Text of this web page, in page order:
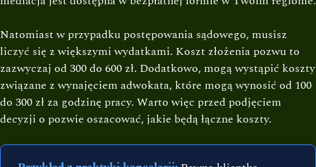
Natomiast w przypadku postępowania sądowego, musisz
liczyć się z większymi wydatkami. Koszt złożenia pozwu to
zazwyczaj od 300 do 600 zł. Dodatkowo, mogą wystąpić koszty
związane z wynajęciem adwokata, które mogą wynosić od 100
do 300 zł za godzinę pracy. Warto więc przed podjęciem
decyzji o pozwie oszacować, jakie będą łączne koszty.